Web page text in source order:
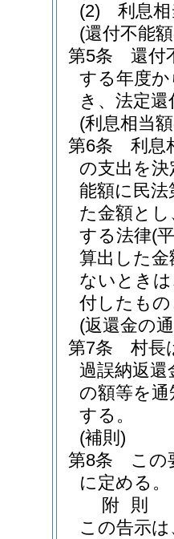
(2)
利息
(還付不能
第5条
還付
する年度
き、法定
(利息相当
第6条
利息
の支出を
能額に民
た金額と
する法律(
算出した
ないとき
付したも
(返還金の
第7条
村長
過誤納返還
の額等を
する。
(補則)
第8条
この
に定める。
附 則
この告示